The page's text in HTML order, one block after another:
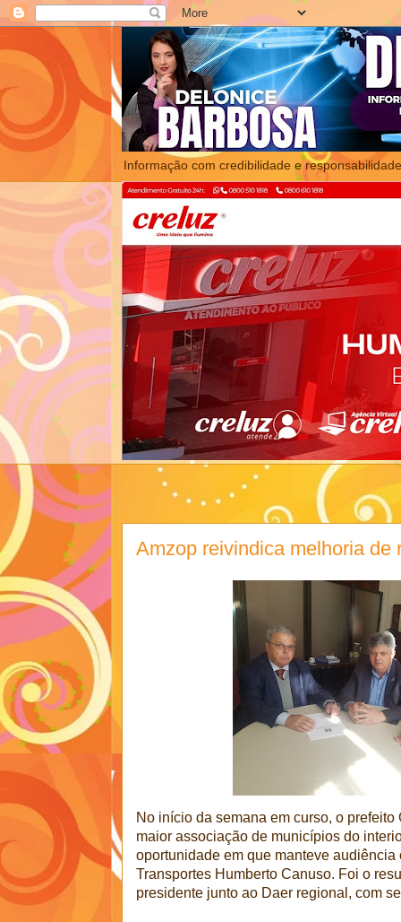
Informação com credibilidade e
Amzop reivindica melhoria de
No início da semana em curso, o
maior associação de municípios do
oportunidade em que manteve
Transportes Humberto Canuso. Foi o
presidente junto ao Daer regional, com